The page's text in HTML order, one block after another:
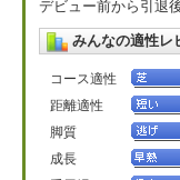
デビュー前から引退
みんなの適性レ
コース適性
距離適性
脚質
成長